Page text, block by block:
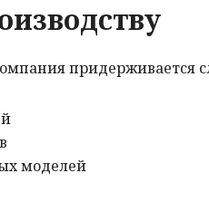
придерживается
моделей